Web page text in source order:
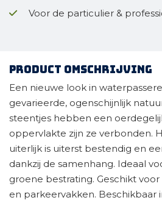
Voor de particulier &
Product omschrijving
Een nieuwe look in
gevarieerde, ogenschijnlijk
steentjes hebben een
oppervlakte zijn ze verbonden.
uiterlijk is uiterst bestendig en
dankzij de samenhang. Ideaal
groene bestrating. Geschikt
en parkeervakken. Beschikbaar